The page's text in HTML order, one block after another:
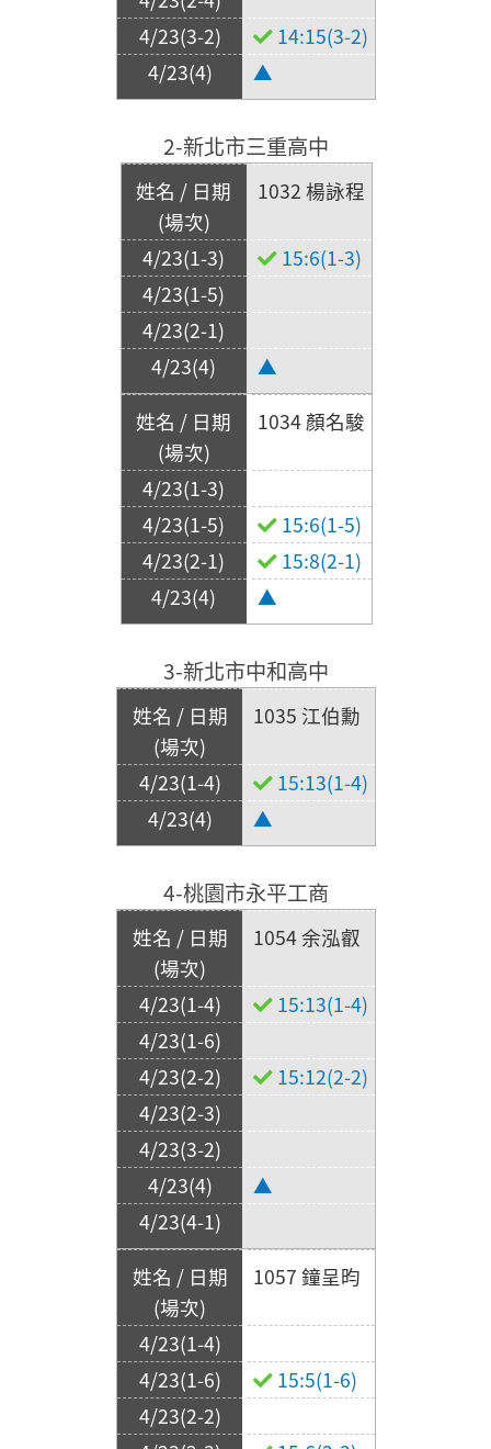
14:15(3-2)
▲
2-新北市三重高中
1032 楊詠程
15:6(1-3)
▲
1034 顏名駿
15:6(1-5)
15:8(2-1)
▲
3-新北市中和高中
1035 江伯勳
15:13(1-4)
▲
4-桃園市永平工商
1054 余泓叡
15:13(1-4)
15:12(2-2)
▲
1057 鐘呈昀
15:5(1-6)